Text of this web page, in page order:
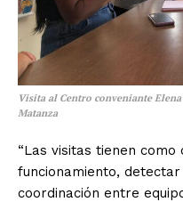
Visita al Centro conveniante
Matanza
“Las visitas tienen como
funcionamiento,
coordinación entre